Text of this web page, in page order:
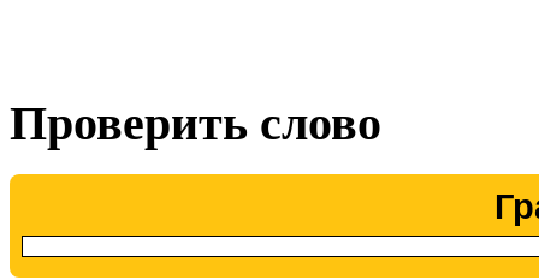
Проверить слово